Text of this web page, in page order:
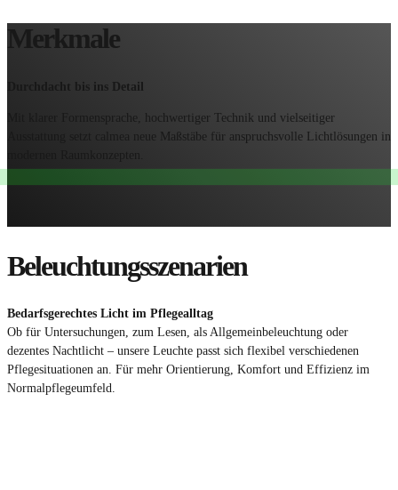
Merkmale
Durchdacht bis ins Detail
Mit klarer Formensprache, hochwertiger Technik und vielseitiger
Ausstattung setzt calmea neue Maßstäbe für anspruchsvolle Lichtlösungen in
Beleuchtungsszenarien
Bedarfsgerechtes Licht im Pflegealltag
Ob für Untersuchungen, zum Lesen, als Allgemeinbeleuchtung oder
dezentes Nachtlicht – unsere Leuchte passt sich flexibel verschiedenen
Pflegesituationen an. Für mehr Orientierung, Komfort und Effizienz im
Normalpflegeumfeld.